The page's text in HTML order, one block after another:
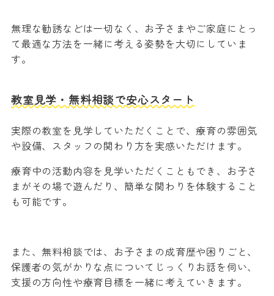
無理な勧誘などは一切なく、お子さまやご家庭にとっ
て最適な方法を一緒に考える姿勢を大切にしていま
す。
教室見学・無料相談で安心スタート
実際の教室を見学していただくことで、療育の雰囲気
や設備、スタッフの関わり方を実感いただけます。
療育中の活動内容を見学いただくこともでき、お子さ
まがその場で遊んだり、簡単な関わりを体験すること
も可能です。
また、無料相談では、お子さまの成育歴や困りごと、
保護者の気がかりな点についてじっくりお話を伺い、
支援の方向性や療育目標を一緒に考えていきます。